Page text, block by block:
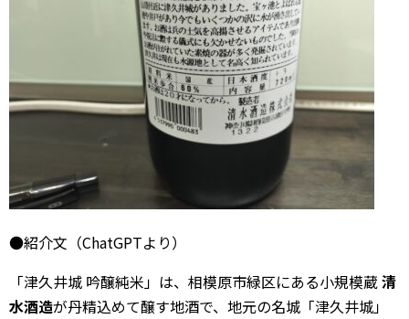
●紹介文（ChatGPTより）
「津久井城 吟醸純米」は、相模原市緑区にある小規模蔵清
水酒造が丹精込めて醸す地酒で、地元の名城「津久井城」